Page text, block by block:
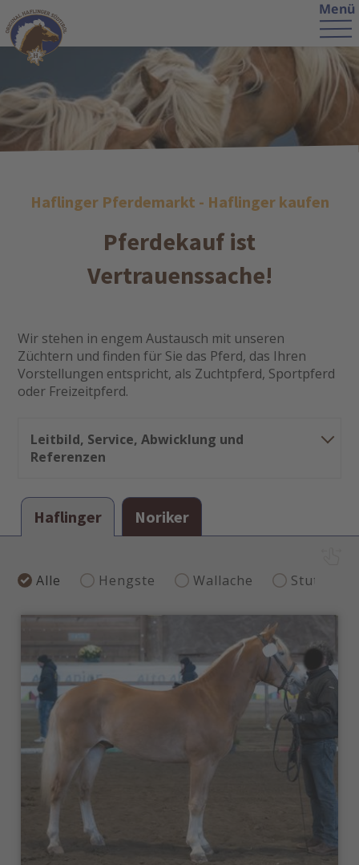
Menü
Haflinger Pferdemarkt - Haflinger kaufen
Pferdekauf ist
Vertrauenssache!
Wir stehen in engem Austausch mit unseren
Züchtern und finden für Sie das Pferd, das Ihren
Vorstellungen entspricht, als Zuchtpferd, Sportpferd
oder Freizeitpferd.
Leitbild, Service, Abwicklung und
Referenzen
Unser Leitbild
Seriöse Beratung und korrekte Vermittlung zwischen
Artgerechte Tiertransporte
Unser Service
Angebotserstellung
Fakturierung und Inkasso
Transportzeugnisse und tierärztliche Befunde
Abwicklung des Transportes
Abwicklung
Anfrage – Angebotserstellung – Kaufvertrag –
Anzahlung – Lieferung – Saldozahlung
Unsere Referenzen
Zufriedene Kunden aus:
Italien
Frankreich
Haflinger Noriker
Alle Hengste Wallache Stuten